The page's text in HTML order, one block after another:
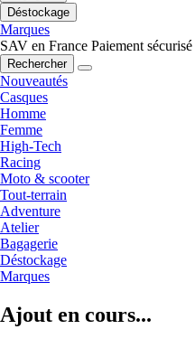
Déstockage
Marques
SAV en France Paiement sécurisé
Rechercher
Nouveautés
Casques
Homme
Femme
High-Tech
Racing
Moto & scooter
Tout-terrain
Adventure
Atelier
Bagagerie
Déstockage
Marques
Ajout en cours...